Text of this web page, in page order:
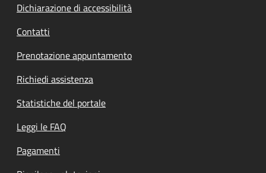
Dichiarazione di accessibilità
Contatti
Prenotazione appuntamento
Richiedi assistenza
Statistiche del portale
Leggi le FAQ
Pagamenti